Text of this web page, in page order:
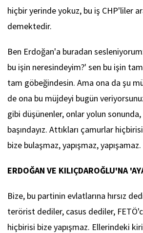
hiçbir yerinde yokuz, bu iş CHP'liler
demektedir.
Ben Erdoğan'a buradan
bu işin neresindeyim?' sen bu işin
tam göbeğindesin. Ama ona da şu
de ona bu müjdeyi bugün
gibi düşünenler, onlar yolun
başındayız. Attıkları çamurlar
bize bulaşmaz, yapışmaz, yapışamaz.
ERDOĞAN VE KILIÇDAROĞLU'NA
Bize, bu partinin evlatlarına hırsız
terörist dediler, casus dediler,
hiçbirisi bize yapışmaz. Ellerindeki